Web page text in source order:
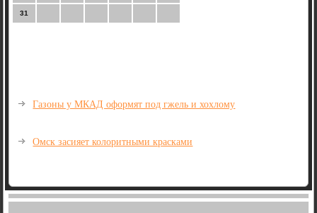
31
Газоны у МКАД оформят под гжель и хохлому
Омск засияет колоритными красками